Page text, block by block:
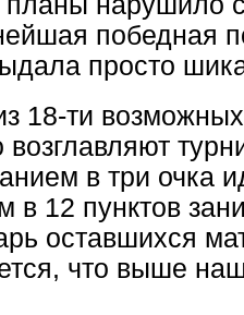
победная
просто
18-ти
возглавляют
в три очка
в 12 пунктов
оставшихся
что выше